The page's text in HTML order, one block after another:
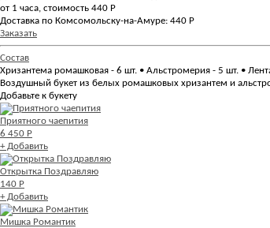
от 1 часа, стоимость 440 Р
Доставка по Комсомольску-на-Амуре: 440 Р
Заказать
Состав
Хризантема ромашковая - 6 шт. • Альстромерия - 5 шт. •
Воздушный букет из белых ромашковых хризантем и
Добавьте к букету
Приятного чаепития
6 450 Р
+ Добавить
Открытка Поздравляю
140 Р
+ Добавить
Мишка Романтик